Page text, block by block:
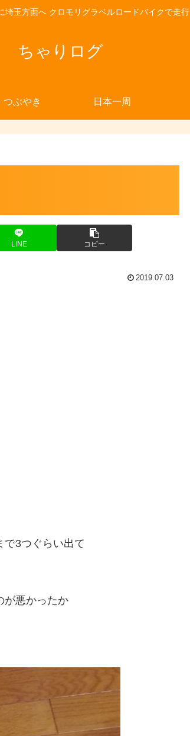
埼玉方面へ クロモリグラベルロードバイクで走行
ちゃりログ
つぶやき 日本一周
LINE コピー
2019.07.03
3つぐらい出て
が悪かったか